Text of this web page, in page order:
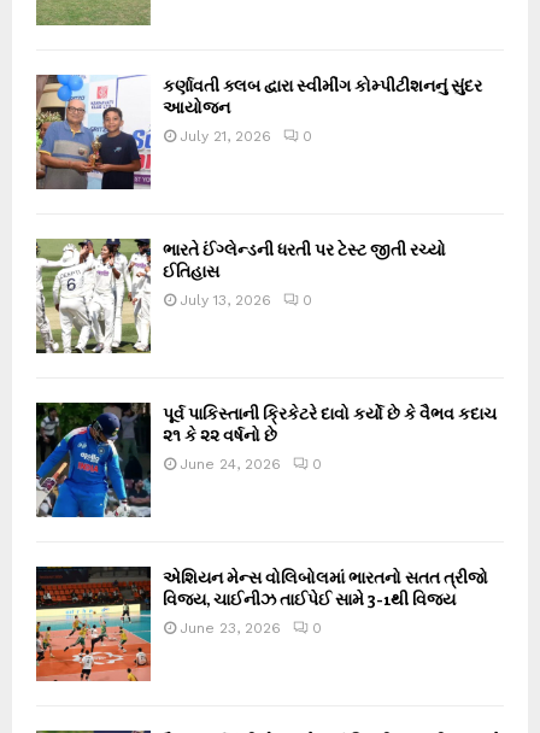
કર્ણાવતી ક્લબ દ્વારા સ્વીમીંગ કોમ્પીટીશનનું સુંદર
આયોજન
July 21, 2026 0
ભારતે ઈંગ્લેન્ડની ધરતી પર ટેસ્ટ જીતી રચ્યો
ઈતિહાસ
July 13, 2026 0
પૂર્વ પાકિસ્તાની ક્રિકેટરે દાવો કર્યો છે કે વૈભવ કદાચ
૨૧ કે ૨૨ વર્ષનો છે
June 24, 2026 0
એશિયન મેન્સ વોલિબોલમાં ભારતનો સતત ત્રીજો
વિજય, ચાઈનીઝ તાઈપેઈ સામે 3-1થી વિજય
June 23, 2026 0